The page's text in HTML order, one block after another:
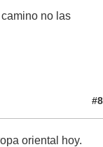
no las
#8
oriental hoy.